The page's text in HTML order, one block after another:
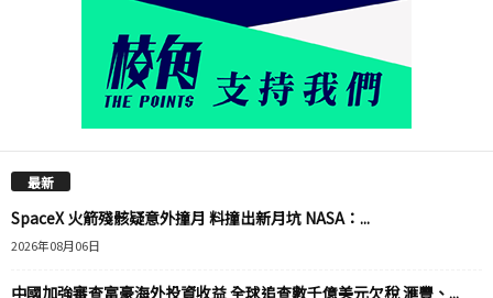
最新
SpaceX 火箭殘骸疑意外撞月 料撞出新月坑 NASA：...
2026年08月06日
中國加強審查富豪海外投資收益 全球追查數千億美元欠稅 滙豐、...